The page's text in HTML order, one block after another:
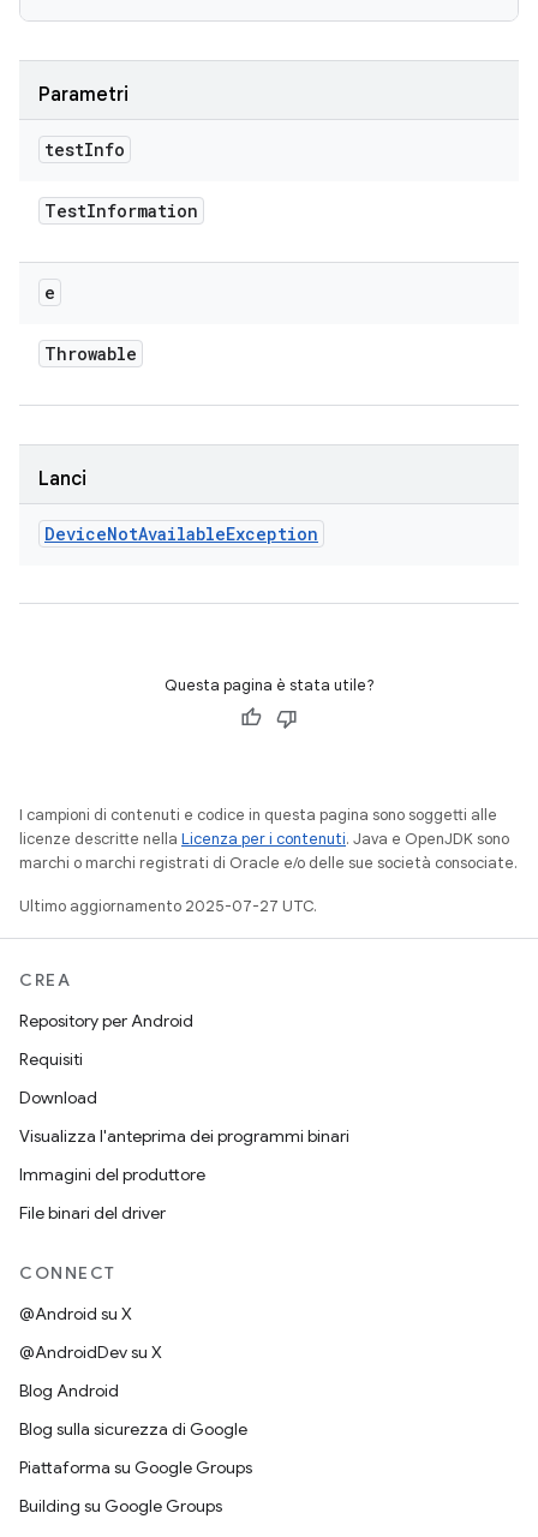
Parametri
testInfo
TestInformation
e
Throwable
Lanci
DeviceNotAvailableException
Questa pagina è stata utile?
I campioni di contenuti e codice in questa pagina sono soggetti alle
licenze descritte nella Licenza per i contenuti. Java e OpenJDK sono
marchi o marchi registrati di Oracle e/o delle sue società consociate.
Ultimo aggiornamento 2025-07-27 UTC.
CREA
Repository per Android
Requisiti
Download
Visualizza l'anteprima dei programmi binari
Immagini del produttore
File binari del driver
CONNECT
@Android su X
@AndroidDev su X
Blog Android
Blog sulla sicurezza di Google
Piattaforma su Google Groups
Building su Google Groups